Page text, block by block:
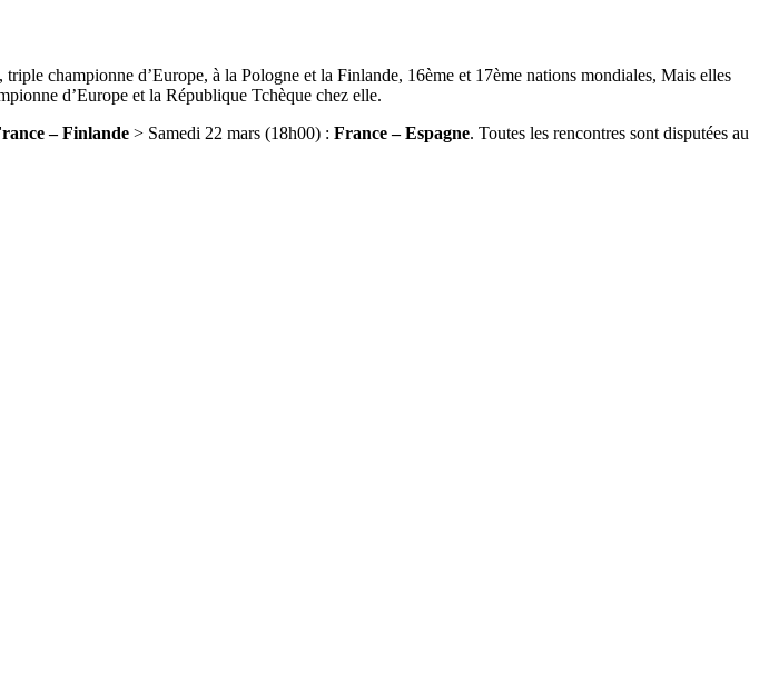
championne d’Europe, à la Pologne et la Finlande, 16ème et 17ème nations mondiales, Mais elles
d’Europe et la République Tchèque chez elle.
– Finlande > Samedi 22 mars (18h00) : France – Espagne. Toutes les rencontres sont disputées au